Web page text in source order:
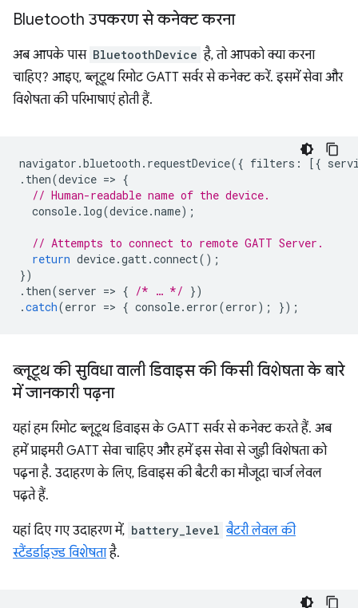
Bluetooth उपकरण से कनेक्‍ट करना
अब आपके पास BluetoothDevice है, तो आपको क्या करना
चाहिए? आइए, ब्लूटूथ रिमोट GATT सर्वर से कनेक्ट करें. इसमें सेवा और
विशेषता की परिभाषाएं होती हैं.
navigator .bluetooth . requestDevice({ filters : [{
. then(device => {
// Human-readable name of the device.
console. log(device.name);
// Attempts to connect to remote GATT Server.
return device.gatt.connect();
})
. then(server => { /* … */ })
.catch(error => { console. error(error); });
ब्लूटूथ की सुविधा वाली डिवाइस की किसी विशेषता के बारे
में जानकारी पढ़ना
यहां हम रिमोट ब्लूटूथ डिवाइस के GATT सर्वर से कनेक्ट करते हैं. अब
हमें प्राइमरी GATT सेवा चाहिए और हमें इस सेवा से जुड़ी विशेषता को
पढ़ना है. उदाहरण के लिए, डिवाइस की बैटरी का मौजूदा चार्ज लेवल
पढ़ते हैं.
यहां दिए गए उदाहरण में, battery_level बैटरी लेवल की
स्टैंडर्डाइज़्ड विशेषताहै.